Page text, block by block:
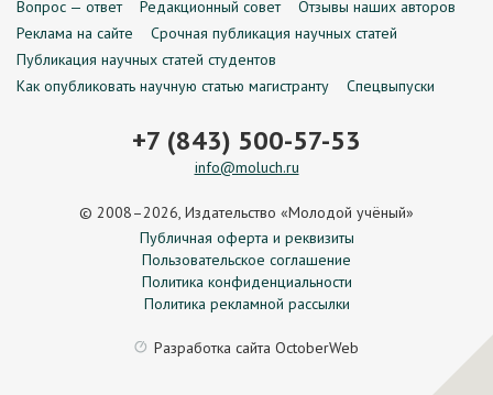
Вопрос — ответ Редакционный совет
Отзывы наших авторов
Реклама на сайте
Срочная публикация научных статей
Публикация научных статей студентов
Как опубликовать научную статью магистранту
Спецвыпуски
+7 (843) 500-57-53
info@moluch.ru
© 2008–2026, Издательство «Молодой учёный»
Публичная оферта и реквизиты
Пользовательское соглашение
Политика конфиденциальности
Политика рекламной рассылки
Разработка сайта OctoberWeb